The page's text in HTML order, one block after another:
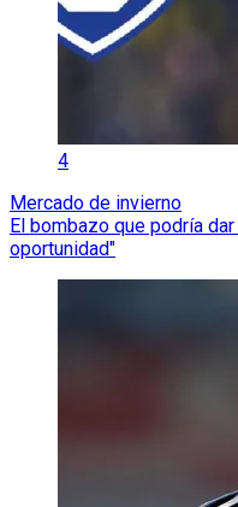
4
Mercado de invierno
El bombazo que podría
oportunidad"